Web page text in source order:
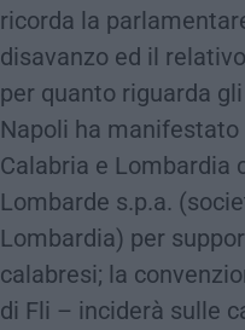
ricorda la
disavanzo ed il
per quanto riguarda
Napoli ha
Calabria e Lombardia
Lombarde s.p.a.
Lombardia) per
calabresi; la
di Fli – inciderà sulle